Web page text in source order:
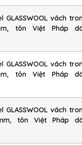
GLASSWOOL vách
tôn Việt Pháp
GLASSWOOL vách
tôn Việt Pháp
GLASSWOOL vách
tôn Việt Pháp